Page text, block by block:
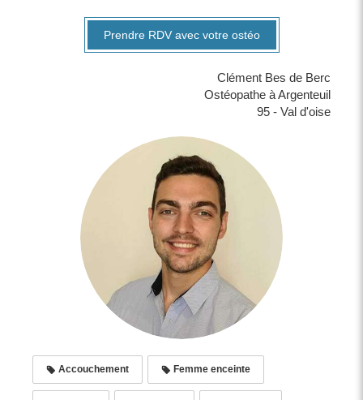
Prendre RDV avec votre ostéo
Clément Bes de Berc
Ostéopathe à Argenteuil
95 - Val d'oise
Accouchement Femme enceinte